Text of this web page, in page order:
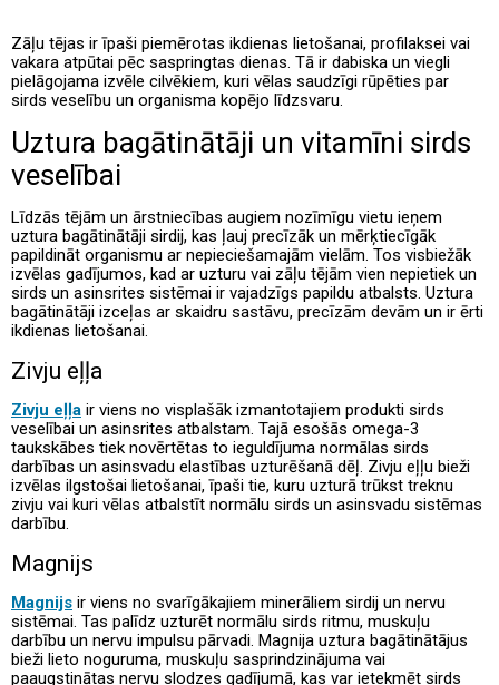
Zāļu tējas ir īpaši piemērotas ikdienas lietošanai, profilaksei vai
vakara atpūtai pēc saspringtas dienas. Tā ir dabiska un viegli
pielāgojama izvēle cilvēkiem, kuri vēlas saudzīgi rūpēties par
sirds veselību un organisma kopējo līdzsvaru.
Uztura bagātinātāji un vitamīni sirds
veselībai
Līdzās tējām un ārstniecības augiem nozīmīgu vietu ieņem
uztura bagātinātāji sirdij, kas ļauj precīzāk un mērķtiecīgāk
papildināt organismu ar nepieciešamajām vielām. Tos visbiežāk
izvēlas gadījumos, kad ar uzturu vai zāļu tējām vien nepietiek un
sirds un asinsrites sistēmai ir vajadzīgs papildu atbalsts. Uztura
bagātinātāji izceļas ar skaidru sastāvu, precīzām devām un ir ērti
ikdienas lietošanai.
Zivju eļļa
Zivju eļļa ir viens no visplašāk izmantotajiem produkti sirds
veselībai un asinsrites atbalstam. Tajā esošās omega-3
taukskābes tiek novērtētas to ieguldījuma normālas sirds
darbības un asinsvadu elastības uzturēšanā dēļ. Zivju eļļu bieži
izvēlas ilgstošai lietošanai, īpaši tie, kuru uzturā trūkst treknu
zivju vai kuri vēlas atbalstīt normālu sirds un asinsvadu sistēmas
darbību.
Magnijs
Magnijs ir viens no svarīgākajiem minerāliem sirdij un nervu
sistēmai. Tas palīdz uzturēt normālu sirds ritmu, muskuļu
darbību un nervu impulsu pārvadi. Magnija uztura bagātinātājus
bieži lieto noguruma, muskuļu sasprindzinājuma vai
paaugstinātas nervu slodzes gadījumā, kas var ietekmēt sirds